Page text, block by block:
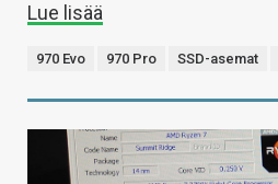
Lue lisää
970 Evo 970 Pro SSD-asemat